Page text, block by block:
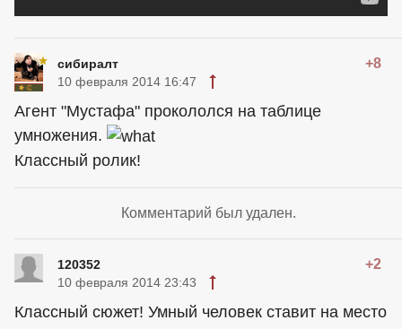
сибиралт +8
10 февраля 2014 16:47
Агент "Мустафа" прокололся на таблице
умножения.
Классный ролик!
Комментарий был удален.
120352 +2
10 февраля 2014 23:43
Классный сюжет! Умный человек ставит на место